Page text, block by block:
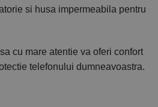
si husa impermeabila pentru
cu mare atentie va oferi confort
telefonului dumneavoastra.